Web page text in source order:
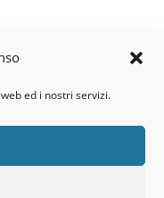
ed i nostri servizi.
– 31030